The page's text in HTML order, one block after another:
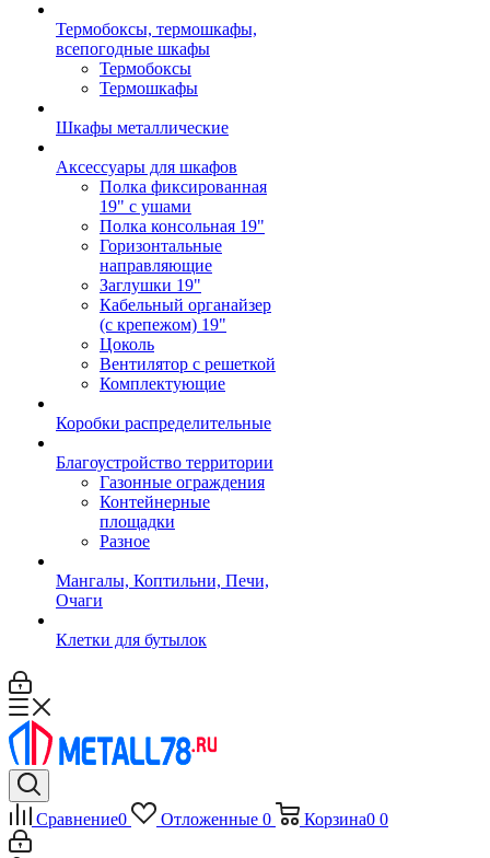
Термобоксы, термошкафы,
всепогодные шкафы
Термобоксы
Термошкафы
Шкафы металлические
Аксессуары для шкафов
Полка фиксированная
19" с ушами
Полка консольная 19"
Горизонтальные
направляющие
Заглушки 19"
Кабельный органайзер
(с крепежом) 19"
Цоколь
Вентилятор с решеткой
Комплектующие
Коробки распределительные
Благоустройство территории
Газонные ограждения
Контейнерные
площадки
Разное
Мангалы, Коптильни, Печи,
Очаги
Клетки для бутылок
Сравнение0 Отложенные 0 Корзина0 0